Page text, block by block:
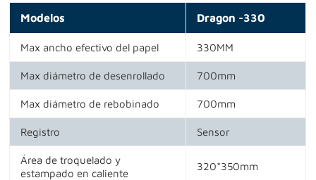
Modelos Dragon -330
Max ancho efectivo del papel 330MM
Max diámetro de desenrollado 700mm
Max diámetro de rebobinado 700mm
Registro Sensor
Área de troquelado y
estampado en caliente
320*350mm